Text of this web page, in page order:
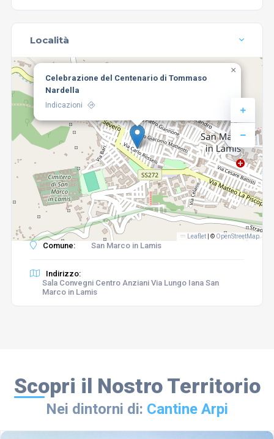
Località
Celebrazione del Centenario di Tommaso
Nardella
Indicazioni
×
Leaflet © OpenStreetMap
Comune: San Marco in Lamis
Indirizzo:
Sala Convegni Centro Anziani Via Lungo Iana San
Marco in Lamis
Scopri il Nostro Territorio
Nei dintorni di: Cantine Arpi